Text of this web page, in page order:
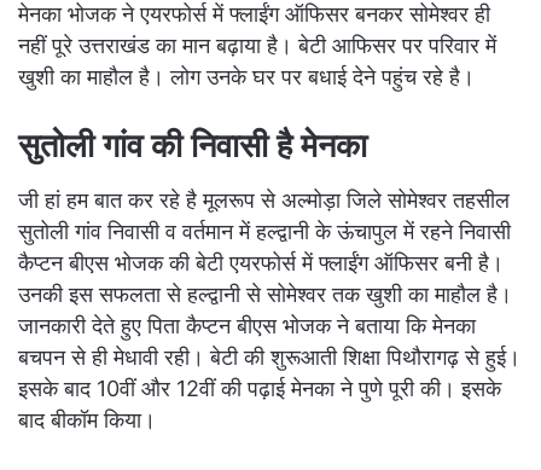
मेनका भोजक ने एयरफोर्स में फ्लाईंग ऑफिसर बनकर सोमेश्वर ही
नहीं पूरे उत्तराखंड का मान बढ़ाया है। बेटी आफिसर पर परिवार में
खुशी का माहौल है। लोग उनके घर पर बधाई देने पहुंच रहे है।
सुतोली गांव की निवासी है मेनका
जी हां हम बात कर रहे है मूलरूप से अल्मोड़ा जिले सोमेश्वर तहसील
सुतोली गांव निवासी व वर्तमान में हल्द्वानी के ऊंचापुल में रहने निवासी
कैप्टन बीएस भोजक की बेटी एयरफोर्स में फ्लाईंग ऑफिसर बनी है।
उनकी इस सफलता से हल्द्वानी से सोमेश्वर तक खुशी का माहौल है।
जानकारी देते हुए पिता कैप्टन बीएस भोजक ने बताया कि मेनका
बचपन से ही मेधावी रही। बेटी की शुरूआती शिक्षा पिथौरागढ़ से हुई।
इसके बाद 10वीं और 12वीं की पढ़ाई मेनका ने पुणे पूरी की। इसके
बाद बीकॉम किया।